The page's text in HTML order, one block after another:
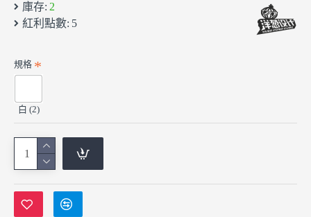
庫存: 2
紅利點數: 5
規格
白 (2)